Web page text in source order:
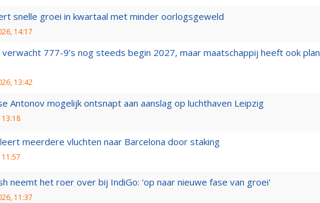
snelle groei in kwartaal met minder oorlogsgeweld
14:17
verwacht 777-9’s nog steeds begin 2027, maar maatschappij heeft ook plan
13:42
Antonov mogelijk ontsnapt aan aanslag op luchthaven Leipzig
13:18
meerdere vluchten naar Barcelona door staking
neemt het roer over bij IndiGo: 'op naar nieuwe fase van groei'
11:37